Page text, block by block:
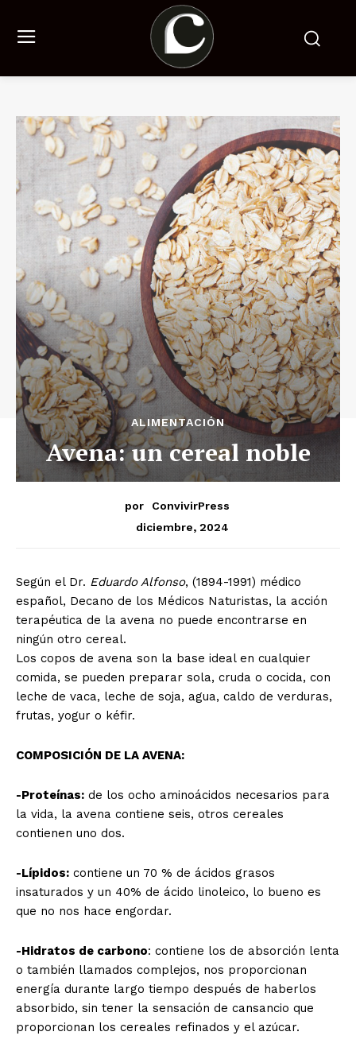
ALIMENTACIÓN
Avena: un cereal noble
por
ConvivirPress
diciembre, 2024
Según el Dr. Eduardo Alfonso, (1894-1991) médico
español, Decano de los Médicos Naturistas, la acción
terapéutica de la avena no puede encontrarse en
ningún otro cereal.
Los copos de avena son la base ideal en cualquier
comida, se pueden preparar sola, cruda o cocida, con
leche de vaca, leche de soja, agua, caldo de verduras,
frutas, yogur o kéfir.
COMPOSICIÓN DE LA AVENA:
-Proteínas: de los ocho aminoácidos necesarios para
la vida, la avena contiene seis, otros cereales
contienen uno dos.
-Lípidos: contiene un 70 % de ácidos grasos
insaturados y un 40% de ácido linoleico, lo bueno es
que no nos hace engordar.
-Hidratos de carbono: contiene los de absorción lenta
o también llamados complejos, nos proporcionan
energía durante largo tiempo después de haberlos
absorbido, sin tener la sensación de cansancio que
proporcionan los cereales refinados y el azúcar.